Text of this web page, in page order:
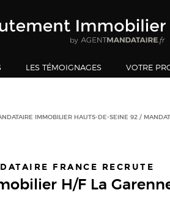
LES TÉMOIGNAGES VOTRE
IMMOBILIER HAUTS-DE-SEINE 92
FRANCE RECRUTE
H/F La